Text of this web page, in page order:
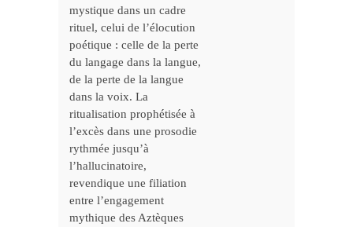
mystique dans un cadre
rituel, celui de l’élocution
poétique : celle de la perte
du langage dans la langue,
de la perte de la langue
dans la voix. La
ritualisation prophétisée à
l’excès dans une prosodie
rythmée jusqu’à
l’hallucinatoire,
revendique une filiation
entre l’engagement
mythique des Aztèques